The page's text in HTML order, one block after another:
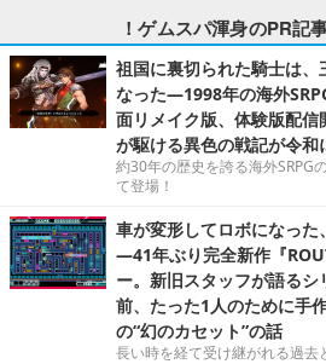
！ゲムスパ渾身のPR記
祖国に裏切られた騎士は
なった―1998年の海外
面リメイク版、体験版配
が駆ける異色の戦記が令和
約30年の歴史を誇る海外SRPG
て登場！
車が変形してロボになっ
―41年ぶり完全新作『
ー。新旧スタッフが語る
前、たった1人のために手
の“幻のカセット”の話
長い時を経て受け継がれる過去